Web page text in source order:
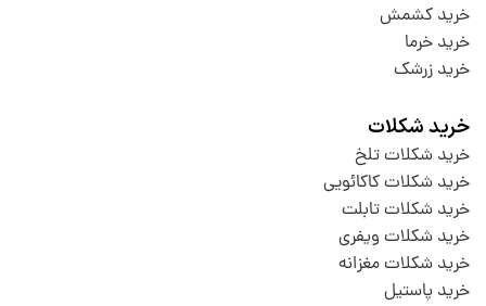
خرید کشمش
خرید خرما
خرید زرشک
خرید شکلات
خرید شکلات تلخ
خرید شکلات کاکائویی
خرید شکلات تابلت
خرید شکلات ویفری
خرید شکلات مغزانه
خرید پاستیل